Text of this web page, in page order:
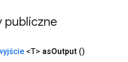
publiczne
<T> asOutput ()